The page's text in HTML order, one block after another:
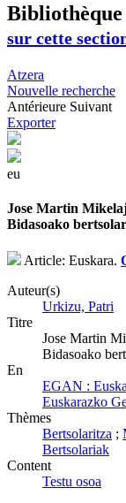
sur cette
Atzera
Nouvelle recherche
Antérieure Suivant
Exporter
eu
Jose Martin
Bidasoako
Article: Euskara.
Auteur(s)
Urkizu, Patri
Titre
Jose Martin
Bidasoako
En
EGAN :
Euskarazko
Thèmes
Bertsolaritza ;
Bertsolariak
Content
Testu osoa